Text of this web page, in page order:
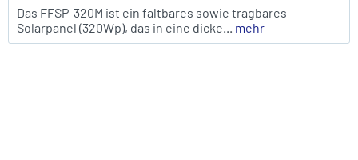
Das FFSP-320M ist ein faltbares sowie tragbares
Solarpanel (320Wp), das in eine dicke... mehr